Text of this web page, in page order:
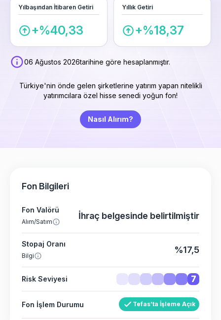
Yılbaşından İtibaren Getiri
+%40,33
Yıllık Getiri
+%18,37
06 Ağustos 2026tarihine göre hesaplanmıştır.
Türkiye'nin önde gelen şirketlerine yatırım yapan nitelikli
yatırımcılara özel hisse senedi yoğun fon!
Nasıl Alırım?
Fon Bilgileri
Fon Valörü
Alım/Satım
İhraç belgesinde belirtilmiştir
Stopaj Oranı
Bilgi
%17,5
Risk Seviyesi 7
Fon İşlem Durumu Tefas’ta İşleme Açık